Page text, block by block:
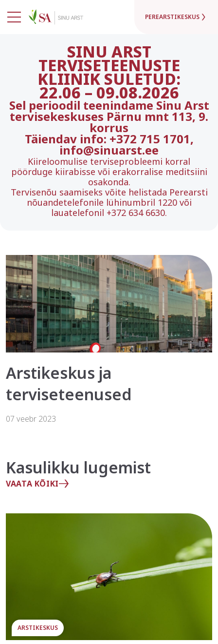
PEREARSTIKESKUS
SINU ARST
TERVISETEENUSTE
KLIINIK SULETUD:
22.06 – 09.08.2026
Sel perioodil teenindame Sinu Arst
tervisekeskuses Pärnu mnt 113, 9.
korrus
Täiendav info: +372 715 1701,
info@sinuarst.ee
Kiireloomulise terviseprobleemi korral
pöörduge kiirabisse või erakorralise meditsiini
osakonda.
Tervisenõu saamiseks võite helistada Perearsti
nõuandetelefonile lühinumbril 1220 või
lauatelefonil +372 634 6630.
Arstikeskus ja
terviseteenused
07 veebr 2023
Kasulikku lugemist
VAATA KÕIKI
ARSTIKESKUS